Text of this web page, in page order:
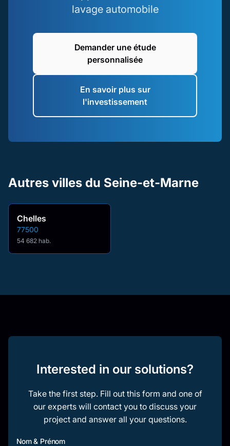
lavage automobile
Demander une étude
personnalisée
En savoir plus sur
l'investissement
Autres villes du Seine-et-Marne
Chelles
77500
54 682 hab.
Interested in our solutions?
Take the first step. Fill out this form and one of
our experts will contact you to discuss your
project and answer all your questions.
Nom & Prénom